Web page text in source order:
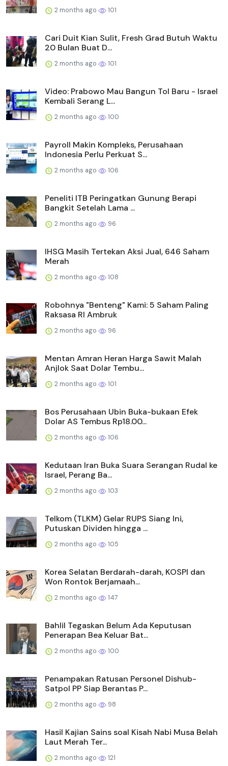
2 months ago 101
Cari Duit Kian Sulit, Fresh Grad Butuh Waktu
20 Bulan Buat D...
2 months ago 101
Video: Prabowo Mau Bangun Tol Baru - Israel
Kembali Serang L...
2 months ago 100
Payroll Makin Kompleks, Perusahaan
Indonesia Perlu Perkuat S...
2 months ago 106
Peneliti ITB Peringatkan Gunung Berapi
Bangkit Setelah Lama ...
2 months ago 96
IHSG Masih Tertekan Aksi Jual, 646 Saham
Merah
2 months ago 108
Robohnya "Benteng" Kami: 5 Saham Paling
Raksasa RI Ambruk
2 months ago 96
Mentan Amran Heran Harga Sawit Malah
Anjlok Saat Dolar Tembu...
2 months ago 101
Bos Perusahaan Ubin Buka-bukaan Efek
Dolar AS Tembus Rp18.00...
2 months ago 106
Kedutaan Iran Buka Suara Serangan Rudal ke
Israel, Perang Ba...
2 months ago 103
Telkom (TLKM) Gelar RUPS Siang Ini,
Putuskan Dividen hingga ...
2 months ago 105
Korea Selatan Berdarah-darah, KOSPI dan
Won Rontok Berjamaah...
2 months ago 147
Bahlil Tegaskan Belum Ada Keputusan
Penerapan Bea Keluar Bat...
2 months ago 100
Penampakan Ratusan Personel Dishub-
Satpol PP Siap Berantas P...
2 months ago 98
Hasil Kajian Sains soal Kisah Nabi Musa Belah
Laut Merah Ter...
2 months ago 121